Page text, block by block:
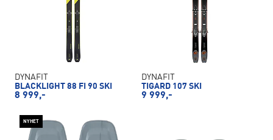
DYNAFIT
BLACKLIGHT 88 FI 90 SKI
8 999,-
DYNAFIT
TIGARD 107 SKI
9 999,-
NYHET